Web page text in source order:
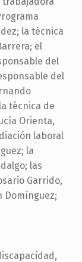
la técnica
el
del
del
técnica de
Orienta,
laboral
la
las
Garrido,
Domínguez;